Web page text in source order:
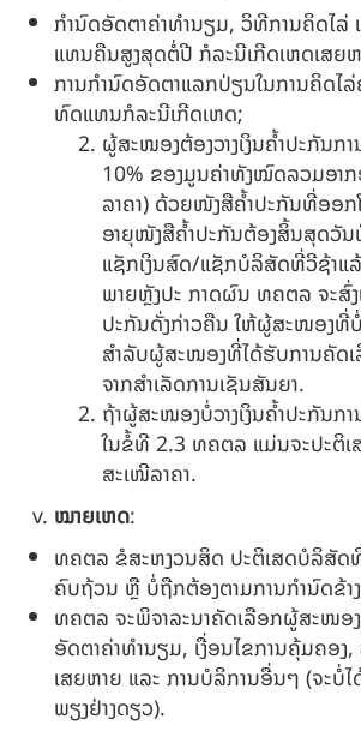
ກຳນົດອັດຕາຄ່າທຳນຽມ, ວິທີການຄິດໄລ່
ແທນຄືນສູງສຸດຕໍ່ປີ ກໍລະນີເກີດເຫດເສຍ
ການກຳນົດອັດຕາແລກປ່ຽນໃນການຄິດໄ
ທົດແທນກໍລະນີເກີດເຫດ;
ຜູ້ສະໜອງຕ້ອງວາງເງິນຄໍ້າປະກັນ
10% ຂອງມູນຄ່າທັງໝົດລວມອາ
ລາຄາ) ດ້ວຍໜັງສືຄໍ້າປະກັນທີ່ອ
ອາຍຸໜັງສືຄໍ້າປະກັນຕ້ອງສິ້ນສຸດ
ແຊັກເງິນສົດ/ແຊັກບໍລິສັດທີ່ວີຊ້າແ
ພາຍຫຼັງປະ ກາດຜົນ ທຄຕລ ຈະສົ່
ປະກັນດັ່ງກ່າວຄືນ ໃຫ້ຜູ້ສະໜອງທີ່
ສໍາລັບຜູ້ສະໜອງທີ່ໄດ້ຮັບການຄັດ
ຈາກສໍາເລັດການເຊັນສັນຍາ.
ຖ້າຜູ້ສະໜອງບໍ່ວາງເງິນຄໍ້າປະກັນກ
ໃນຂໍ້ທີ 2.3 ທຄຕລ ແມ່ນຈະປະຕິເ
ສະເໜີລາຄາ.
ໝາຍເຫດ:
ທຄຕລ ຂໍສະຫງວນສິດ ປະຕິເສດບໍລິສັດ
ຄົບຖ້ວນ ຫຼື ບໍ່ຖືກຕ້ອງຕາມການກຳນົດຂ້າ
ທຄຕລ ຈະພິຈາລະນາຄັດເລືອກຜູ້ສະໜອງ
ອັດຕາຄ່າທໍານຽມ, ເງື່ອນໄຂການຄຸ້ມຄອ
ເສຍຫາຍ ແລະ ການບໍລິການອື່ນໆ (ຈະບໍ່ໄ
ພຽງຢ່າງດຽວ).